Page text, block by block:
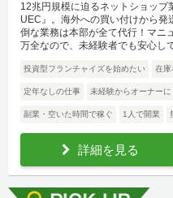
12兆円規模に迫るネットショッ
UEC』。海外への買い付けから
倒な業務は本部が全て代行！マニ
万全なので、未経験者でも安心し
投資型フランチャイズを始めたい 在庫
定年なしの仕事 未経験からオーナーに
副業・空いた時間で稼ぐ 1人で開業
詳細を見る